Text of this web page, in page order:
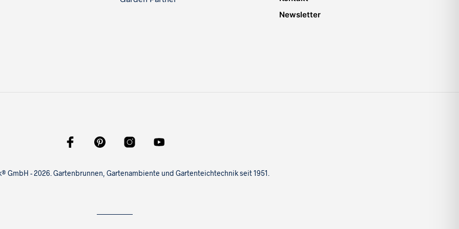
Newsletter
GmbH - 2026. Gartenbrunnen, Gartenambiente und Gartenteichtechnik seit 1951.